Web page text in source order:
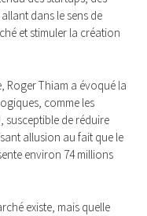
dans le sens de
et stimuler la création
Roger Thiam a évoqué la
comme les
susceptible de réduire
allusion au fait que le
environ 74 millions
existe, mais quelle